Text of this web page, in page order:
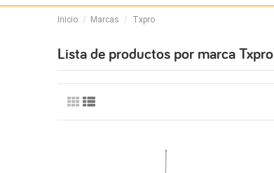
Inicio Marcas Txpro
Lista de productos por marca Txpro